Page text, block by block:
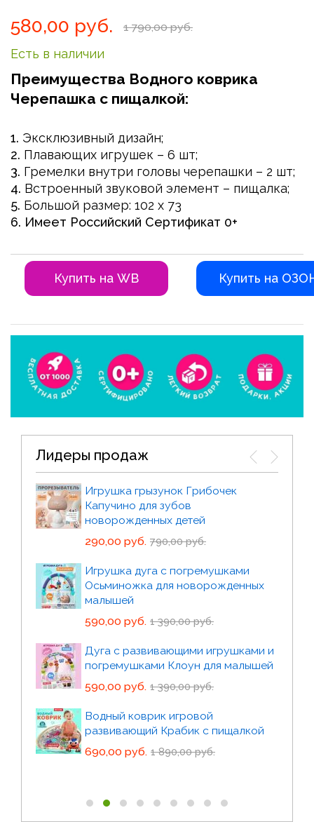
to
beginning
of
the
images
580,00 руб. 1 790,00 руб.
Есть в наличии
Преимущества Водного коврика
Черепашка с пищалкой:
1. Эксклюзивный дизайн;
2. Плавающих игрушек – 6 шт;
3. Гремелки внутри головы черепашки – 2 шт;
4. Встроенный звуковой элемент – пищалка;
5. Большой размер: 102 x 73
6. Имеет Российский Сертификат 0+
Купить на WB Купить на
Лидеры продаж
Игрушка грызунок Грибочек
Капучино для зубов
новорожденных детей
290,00 руб. 790,00 руб.
Игрушка дуга с погремушками
Осьминожка для новорожденных
малышей
590,00 руб. 1 390,00 руб.
Дуга с развивающими игрушками и
погремушками Клоун для малышей
590,00 руб. 1 390,00 руб.
Водный коврик игровой
развивающий Крабик с пищалкой
690,00 руб. 1 890,00 руб.
Водный коврик игровой
развивающий Китёнок с пищалкой
690,00 руб. 1 850,00 руб.
развивающий Сфера Атом Ягодки
379,00 руб. 1 190,00 руб.
Прорезыватель погремушка Сфера
450,00 руб. 1 502,00 руб.
Набор Прорезывателей 4в1 Банан
Щеточка
390,00 руб. 1 194,00 руб.